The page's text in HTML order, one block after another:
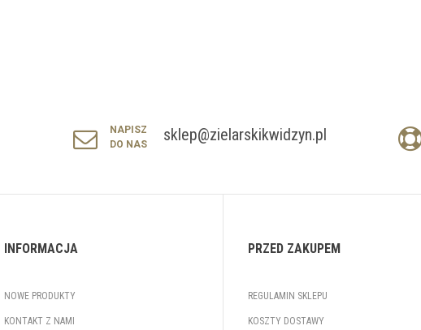
NAPISZ
DO NAS
sklep@zielarskikwidzyn.pl
INFORMACJA
NOWE PRODUKTY
KONTAKT Z NAMI
PRZED ZAKUPEM
REGULAMIN SKLEPU
KOSZTY DOSTAWY